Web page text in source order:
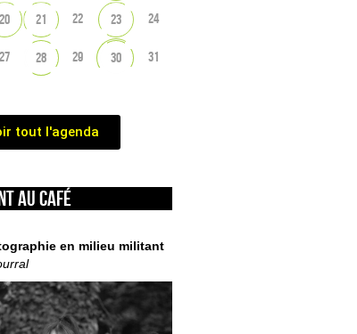
20 21 22 23 24
27 28 29 30 31
tout l'agenda
au café
en milieu militant